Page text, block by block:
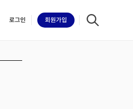
로그인 회원가입